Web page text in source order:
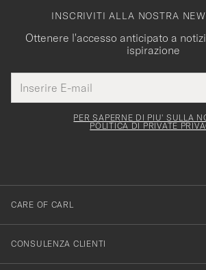
INSCRIVITI ALLA NOSTRA
Ottenere l'accesso anticipato a
ispirazione
E-
mail
Grazie
per
PER SAPERNE DI PIU' SULLA
POLITICA DI PRIVATE
CARE OF CARL
CONSULENZA CLIENTI